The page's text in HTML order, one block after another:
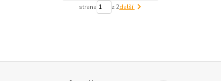
strana z 2další